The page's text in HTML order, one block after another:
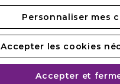
Personnaliser mes
Accepter les cookies
Accepter et